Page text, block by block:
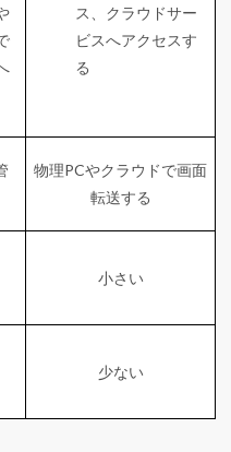
ス、クラウドサー
ビスへアクセスす
る
物理PCやクラウドで画面
転送する
小さい
少ない